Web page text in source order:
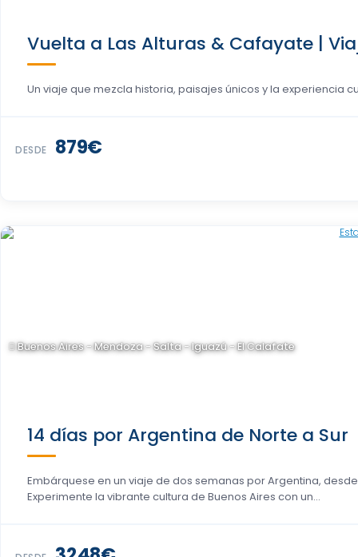
Vuelta a Las Alturas & Cafayate |
Un viaje que mezcla historia, paisajes únicos y la experiencia
DESDE 879€
Buenos Aires - Mendoza - Salta - Iguazú - El Calafate
14 días por Argentina de Norte a Sur
Embárquese en un viaje de dos semanas por Argentina,
Experimente la vibrante cultura de Buenos Aires con un...